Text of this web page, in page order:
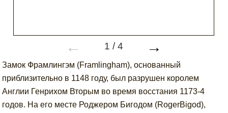
← 1 /4 →
Замок Фрамлингэм (Framlingham), основанный
приблизительно в 1148 году, был разрушен королем
Англии Генрихом Вторым во время восстания 1173-4
годов. На его месте Роджером Бигодом (RogerBigod),